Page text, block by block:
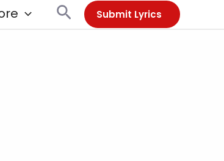
SearchSubmit Lyrics